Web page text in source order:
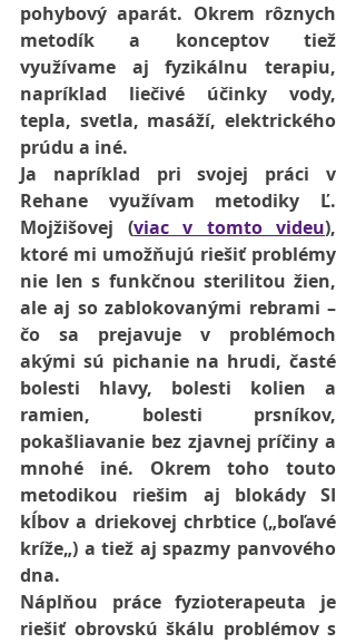
pohybový aparát. Okrem rôznych
metodík a konceptov tiež
využívame aj fyzikálnu terapiu,
napríklad liečivé účinky vody,
tepla, svetla, masáží, elektrického
prúdu a iné.
Ja napríklad pri svojej práci v
Rehane využívam metodiky Ľ.
Mojžišovej (viac v tomto videu),
ktoré mi umožňujú riešiť problémy
nie len s funkčnou sterilitou žien,
ale aj so zablokovanými rebrami –
čo sa prejavuje v problémoch
akými sú pichanie na hrudi, časté
bolesti hlavy, bolesti kolien a
ramien, bolesti prsníkov,
pokašliavanie bez zjavnej príčiny a
mnohé iné. Okrem toho touto
metodikou riešim aj blokády SI
kĺbov a driekovej chrbtice („boľavé
kríže„) a tiež aj spazmy panvového
dna.
Náplňou práce fyzioterapeuta je
riešiť obrovskú škálu problémov s